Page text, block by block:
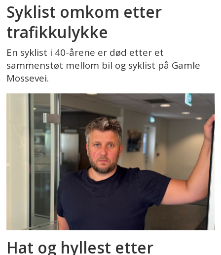
Syklist omkom etter
trafikkulykke
En syklist i 40-årene er død etter et
sammenstøt mellom bil og syklist på Gamle
Mossevei.
Hat og hyllest etter